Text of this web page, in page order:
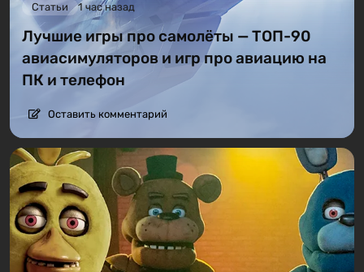
Статьи 1 час назад
Лучшие игры про самолёты — ТОП-90
авиасимуляторов и игр про авиацию на
ПК и телефон
Оставить комментарий